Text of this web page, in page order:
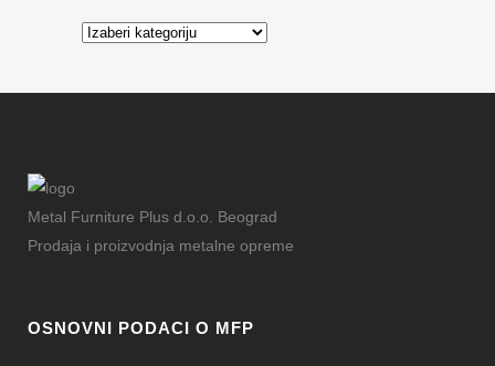
Kategorije
Metal Furniture Plus d.o.o. Beograd
Prodaja i proizvodnja metalne opreme
OSNOVNI PODACI O MFP